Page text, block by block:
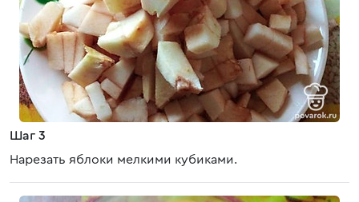
Шаг 3
Нарезать яблоки мелкими кубиками.